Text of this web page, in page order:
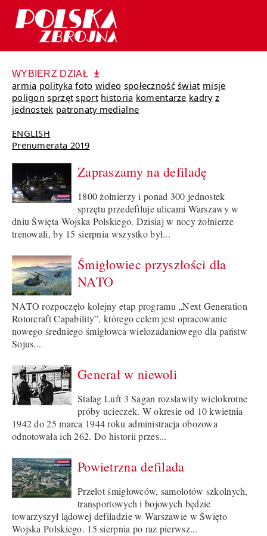
WYBIERZ DZIAŁ
armia polityka foto wideo społeczność świat misje
poligon sprzęt sport historia komentarze kadry z
jednostek patronaty medialne
ENGLISH
Prenumerata 2019
Zapraszamy na defiladę
1800 żołnierzy i ponad 300 jednostek
sprzętu przedefiluje ulicami Warszawy w
dniu Święta Wojska Polskiego. Dzisiaj w nocy żołnierze
trenowali, by 15 sierpnia wszystko był...
Śmigłowiec przyszłości dla
NATO
NATO rozpoczęło kolejny etap programu „Next Generation
Rotorcraft Capability”, którego celem jest opracowanie
nowego średniego śmigłowca wielozadaniowego dla państw
Sojus...
Generał w niewoli
Stalag Luft 3 Sagan rozsławiły wielokrotne
próby ucieczek. W okresie od 10 kwietnia
1942 do 25 marca 1944 roku administracja obozowa
odnotowała ich 262. Do historii przes...
Powietrzna defilada
Przelot śmigłowców, samolotów szkolnych,
transportowych i bojowych będzie
towarzyszył lądowej defiladzie w Warszawie w Święto
Wojska Polskiego. 15 sierpnia po raz pierwsz...